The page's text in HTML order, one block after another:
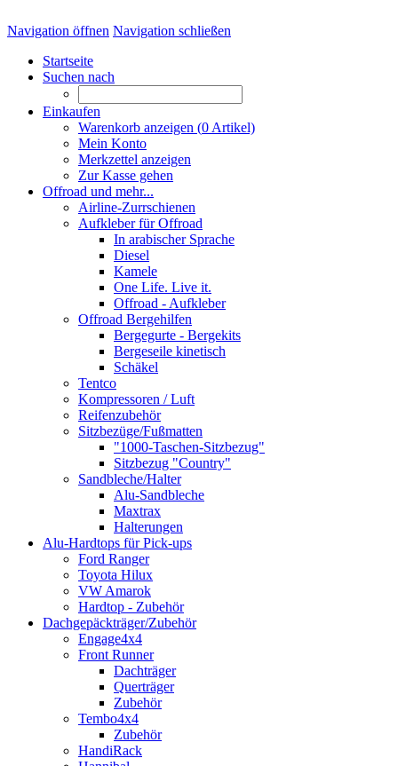
Navigation öffnen Navigation schließen
Startseite
Suchen nach
Einkaufen
Warenkorb anzeigen (0 Artikel)
Mein Konto
Merkzettel anzeigen
Zur Kasse gehen
Offroad und mehr...
Airline-Zurrschienen
Aufkleber für Offroad
In arabischer Sprache
Diesel
Kamele
One Life. Live it.
Offroad - Aufkleber
Offroad Bergehilfen
Bergegurte - Bergekits
Bergeseile kinetisch
Schäkel
Tentco
Kompressoren / Luft
Reifenzubehör
Sitzbezüge/Fußmatten
"1000-Taschen-Sitzbezug"
Sitzbezug "Country"
Sandbleche/Halter
Alu-Sandbleche
Maxtrax
Halterungen
Alu-Hardtops für Pick-ups
Ford Ranger
Toyota Hilux
VW Amarok
Hardtop - Zubehör
Dachgepäckträger/Zubehör
Engage4x4
Front Runner
Dachträger
Querträger
Zubehör
Tembo4x4
Zubehör
HandiRack